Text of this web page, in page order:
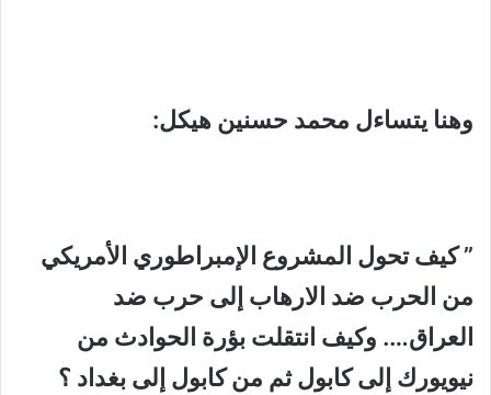
وهنا يتساءل محمد حسنين هيكل:
” كيف تحول المشروع الإمبراطوري الأمريكي
من الحرب ضد الارهاب إلى حرب ضد
العراق…. وكيف انتقلت بؤرة الحوادث من
نيويورك إلى كابول ثم من كابول إلى بغداد ؟